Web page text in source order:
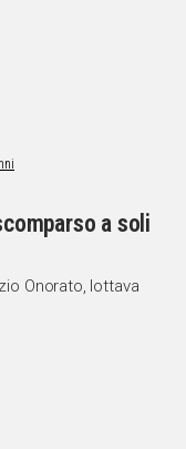
a soli
Onorato, lottava